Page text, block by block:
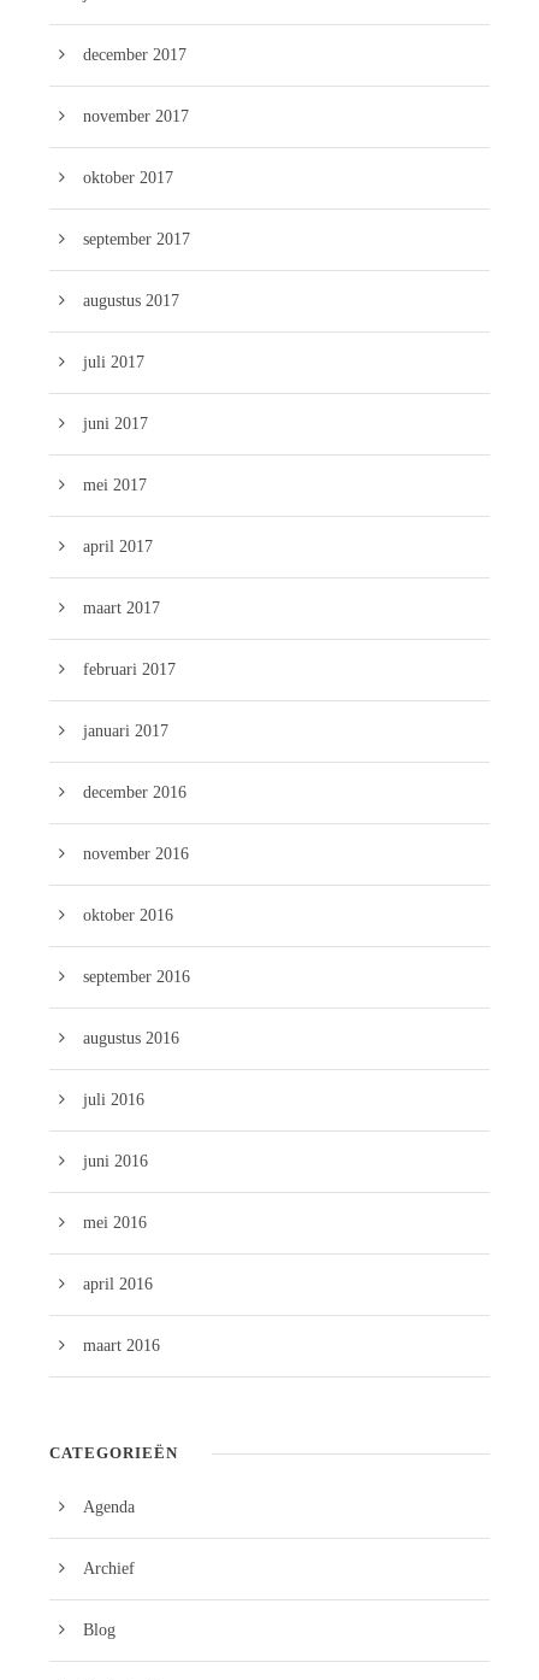
december 2017
november 2017
oktober 2017
september 2017
augustus 2017
juli 2017
juni 2017
mei 2017
april 2017
maart 2017
februari 2017
januari 2017
december 2016
november 2016
oktober 2016
september 2016
augustus 2016
juli 2016
juni 2016
mei 2016
april 2016
maart 2016
CATEGORIEËN
Agenda
Archief
Blog